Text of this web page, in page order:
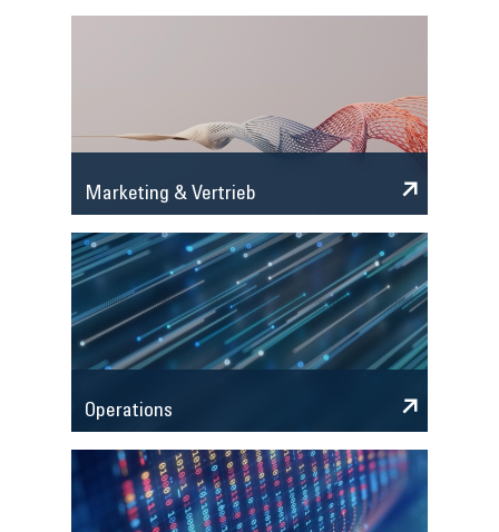
Marketing & Vertrieb
Operations